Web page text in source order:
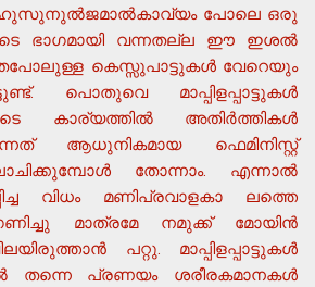
പോലെ ഒരു
ഭാഗമായി വന്നതല്ല ഈ ഇശല്‍
കെസ്സുപാട്ടുകള്‍ വേറെയും
പൊതുവെ മാപ്പിളപ്പാട്ടുകള്‍
കാര്യത്തില്‍ അതിര്‍ത്തികള്‍
ആധുനികമായ ഫെമിനിസ്റ്റ്
തോന്നാം. എന്നാല്‍
വിധം മണിപ്രവാളകാ ലത്തെ
മാത്രമേ നമുക്ക് മോയിന്‍
പറ്റു. മാപ്പിളപ്പാട്ടുകള്‍
പ്രണയം ശരീരകമാനകള്‍